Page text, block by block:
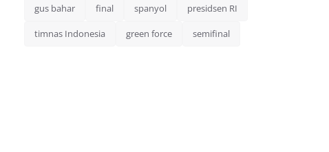
gus bahar final spanyol presidsen RI
timnas Indonesia green force semifinal